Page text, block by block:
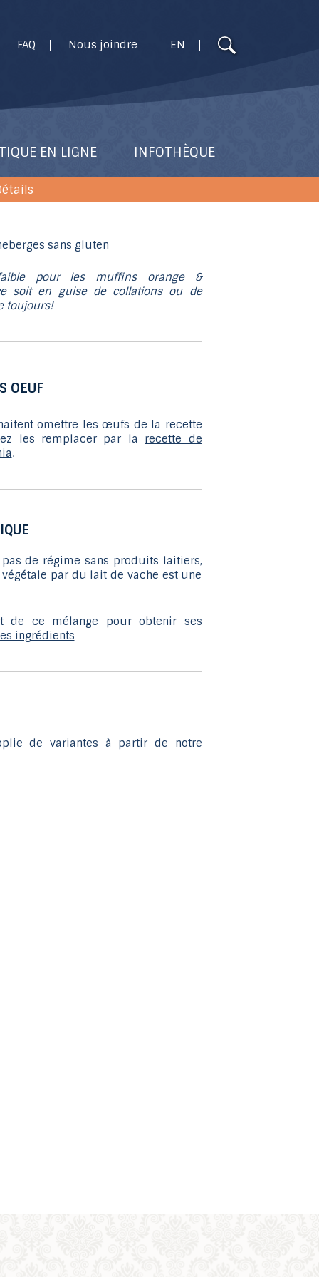
FAQ Nous joindre EN
haut
résultat
EN LIGNE INFOTHÈQUE
pour les muffins orange &
soit en guise de collations ou de
toujours!
OEUF
omettre les œufs de la recette
les remplacer par la recette de
.
de régime sans produits laitiers,
par du lait de vache est une
de ce mélange pour obtenir ses
ingrédients
de variantes à partir de notre